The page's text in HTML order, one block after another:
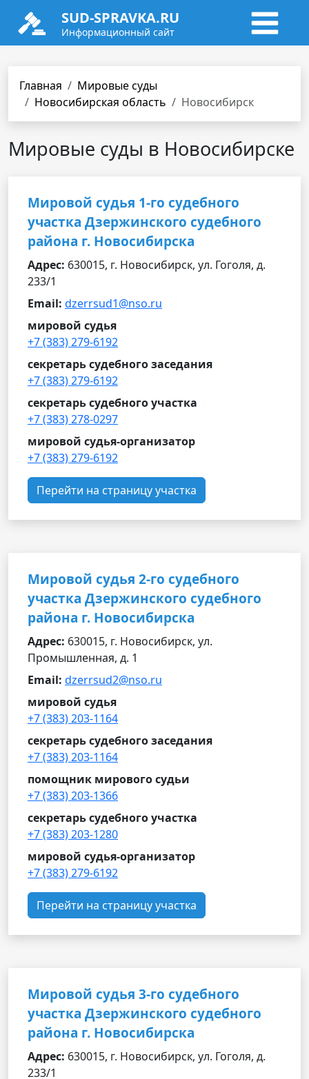
SUD-SPRAVKA.RU
Информационный сайт
Главная
Мировые суды
Новосибирская область
Новосибирск
Мировые суды в Новосибирске
Мировой судья 1-го судебного
участка Дзержинского судебного
района г. Новосибирска
Адрес: 630015, г. Новосибирск, ул. Гоголя, д.
233/1
Email: dzerrsud1@nso.ru
мировой судья
+7 (383) 279-6192
секретарь судебного заседания
+7 (383) 279-6192
секретарь судебного участка
+7 (383) 278-0297
мировой судья-организатор
+7 (383) 279-6192
Перейти на страницу участка
Мировой судья 2-го судебного
участка Дзержинского судебного
района г. Новосибирска
Адрес: 630015, г. Новосибирск, ул.
Промышленная, д. 1
Email: dzerrsud2@nso.ru
мировой судья
+7 (383) 203-1164
секретарь судебного заседания
+7 (383) 203-1164
помощник мирового судьи
+7 (383) 203-1366
секретарь судебного участка
+7 (383) 203-1280
мировой судья-организатор
+7 (383) 279-6192
Перейти на страницу участка
Мировой судья 3-го судебного
участка Дзержинского судебного
района г. Новосибирска
Адрес: 630015, г. Новосибирск, ул. Гоголя, д.
233/1